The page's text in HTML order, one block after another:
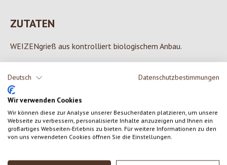
Deutsch Datenschutzbestimmungen
Wir verwenden Cookies
Wir können diese zur Analyse unserer Besucherdaten platzieren, um unsere
Webseite zu verbessern, personalisierte Inhalte anzuzeigen und Ihnen ein
großartiges Webseiten-Erlebnis zu bieten. Für weitere Informationen zu den
von uns verwendeten Cookies öffnen Sie die Einstellungen.
ZUTATEN
WEIZENgrieß aus kontrolliert biologischem Anbau.
0 von 0 Bewertungen
Durchschnittliche Bewertung von 0 von 5 Sternen
Gib eine Bewertung ab!